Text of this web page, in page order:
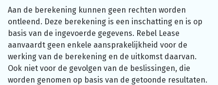
Aan de berekening kunnen geen rechten worden
ontleend. Deze berekening is een inschatting en is op
basis van de ingevoerde gegevens. Rebel Lease
aanvaardt geen enkele aansprakelijkheid voor de
werking van de berekening en de uitkomst daarvan.
Ook niet voor de gevolgen van de beslissingen, die
worden genomen op basis van de getoonde resultaten.